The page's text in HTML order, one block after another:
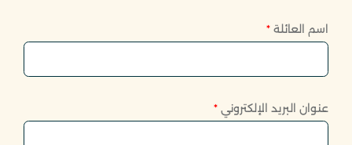
اسم العائلة *
عنوان البريد الإلكتروني *